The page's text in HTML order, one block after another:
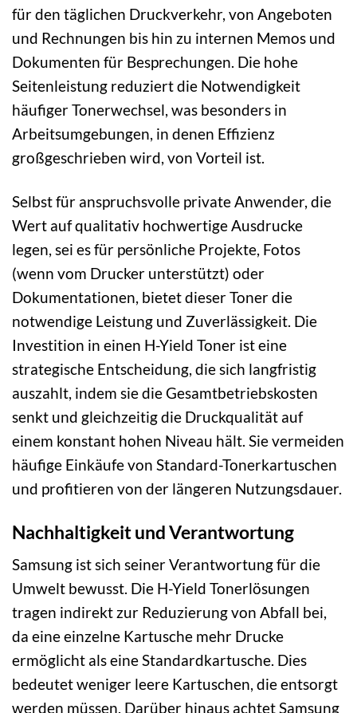
für den täglichen Druckverkehr, von Angeboten
und Rechnungen bis hin zu internen Memos und
Dokumenten für Besprechungen. Die hohe
Seitenleistung reduziert die Notwendigkeit
häufiger Tonerwechsel, was besonders in
Arbeitsumgebungen, in denen Effizienz
großgeschrieben wird, von Vorteil ist.
Selbst für anspruchsvolle private Anwender, die
Wert auf qualitativ hochwertige Ausdrucke
legen, sei es für persönliche Projekte, Fotos
(wenn vom Drucker unterstützt) oder
Dokumentationen, bietet dieser Toner die
notwendige Leistung und Zuverlässigkeit. Die
Investition in einen H-Yield Toner ist eine
strategische Entscheidung, die sich langfristig
auszahlt, indem sie die Gesamtbetriebskosten
senkt und gleichzeitig die Druckqualität auf
einem konstant hohen Niveau hält. Sie vermeiden
häufige Einkäufe von Standard-Tonerkartuschen
und profitieren von der längeren Nutzungsdauer.
Nachhaltigkeit und Verantwortung
Samsung ist sich seiner Verantwortung für die
Umwelt bewusst. Die H-Yield Tonerlösungen
tragen indirekt zur Reduzierung von Abfall bei,
da eine einzelne Kartusche mehr Drucke
ermöglicht als eine Standardkartusche. Dies
bedeutet weniger leere Kartuschen, die entsorgt
werden müssen. Darüber hinaus achtet Samsung